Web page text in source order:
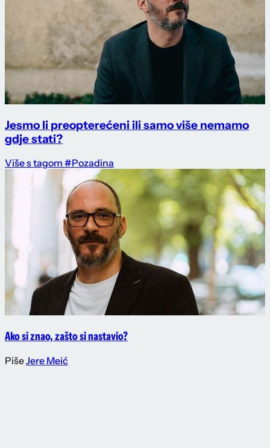
Jesmo li preopterećeni ili samo više nemamo
gdje stati?
Više s tagom #Pozadina
Ako si znao, zašto si nastavio?
PišeJere Meić